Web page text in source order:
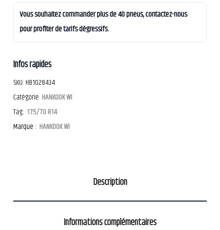
Vous souhaitez commander plus de 40 pneus, contactez-nous
pour profiter de tarifs dégressifs.
Infos rapides
SKU:HB1028434
Catégorie HANKOOK WI
Tag: 175/70 R14
Marque : HANKOOK WI
Description
Informations complémentaires